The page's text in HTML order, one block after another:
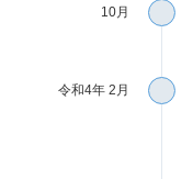
10月
令和4年 2月